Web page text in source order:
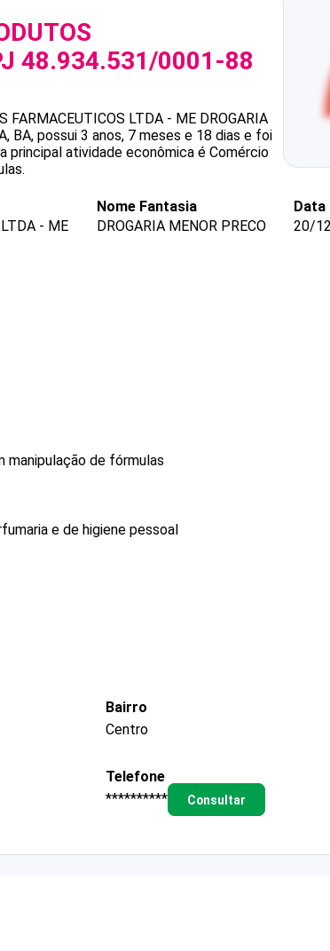
48.934.531/0001-88
FARMACEUTICOS LTDA - ME DROGARIA
BA, possui 3 anos, 7 meses e 18 dias e foi
principal atividade econômica é Comércio
- ME
Nome Fantasia
DROGARIA MENOR PRECO
Data
20/
de fórmulas
e de higiene pessoal
Bairro
Centro
Telefone
**********
Consultar